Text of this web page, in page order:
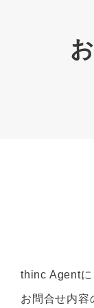
thinc Agentに
お問合せ内容